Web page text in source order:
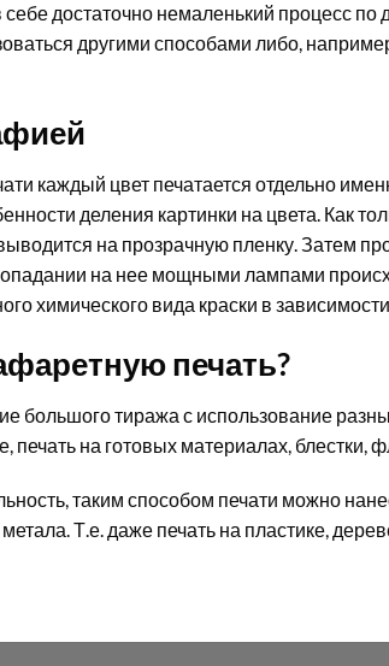
достаточно немаленький процесс по
другими способами либо,
каждый цвет печатается отдельно
деления картинки на цвета. Как
на прозрачную пленку. Затем
на нее мощными лампами
химического вида краски в
печать?
большого тиража с использование
печать на готовых материалах, блестки,
таким способом печати можно
Т.е. даже печать на пластике,